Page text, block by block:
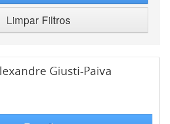
Limpar Filtros
Giusti-Paiva